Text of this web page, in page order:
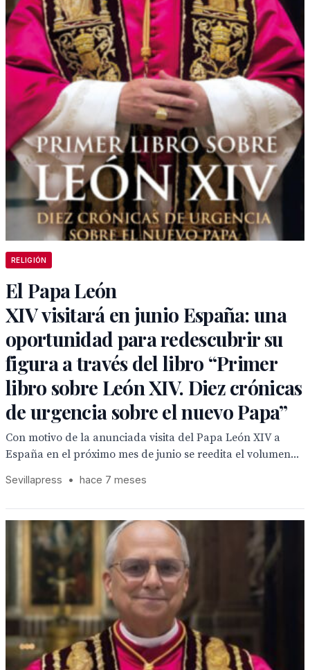
RELIGIÓN
El Papa León
XIV visitará en junio España: una
oportunidad para redescubrir su
figura a través del libro “Primer
libro sobre León XIV. Diez crónicas
de urgencia sobre el nuevo Papa”
Con motivo de la anunciada visita del Papa León XIV a
España en el próximo mes de junio se reedita el volumen...
Sevillapress • hace 7 meses